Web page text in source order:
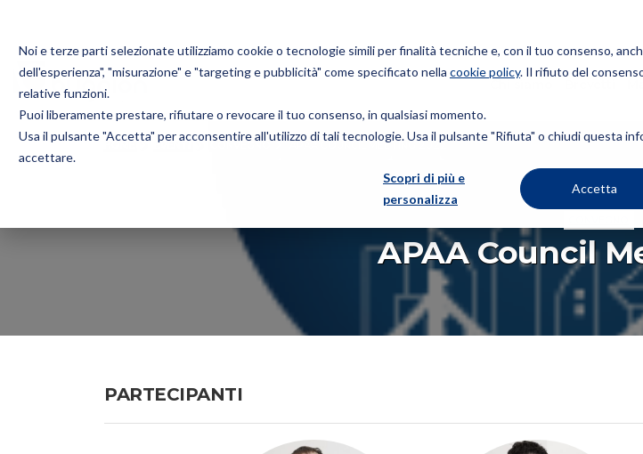
Noi e terze parti selezionate utilizziamo cookie o tecnologie simili per finalità tecniche e, con il tuo consenso,
dell'esperienza", "misurazione" e "targeting e pubblicità" come specificato nella cookie policy. Il rifiuto del
relative funzioni.
Puoi liberamente prestare, rifiutare o revocare il tuo consenso, in qualsiasi momento.
Usa il pulsante "Accetta" per acconsentire all'utilizzo di tali tecnologie. Usa il pulsante "Rifiuta" o chiudi questa
accettare.
Scopri di più e
personalizza
Accetta
Bugnion
The
EVENTI APAA COUNCIL MEETING 2022
APAA Council
PARTECIPANTI